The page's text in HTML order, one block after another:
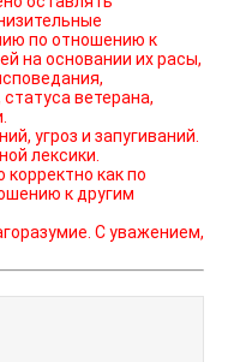
по отношению к
на основании их расы,
ветерана,
угроз и запугиваний.
лексики.
как по
к другим
С уважением,